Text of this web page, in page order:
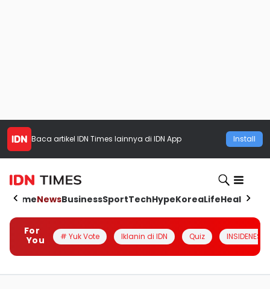
Baca artikel IDN Times lainnya di IDN App Install
HomeNewsBusinessSportTechHypeKoreaLifeHealth
For
You
# Yuk Vote Iklanin di IDN Quiz INSIDENESIA